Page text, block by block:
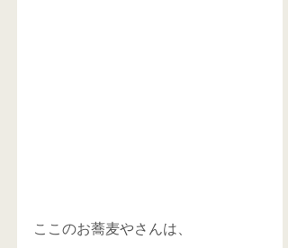
ここのお蕎麦やさんは、